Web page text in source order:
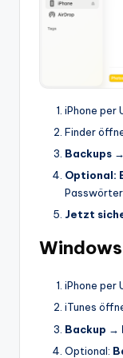
iPhone per
Finder
Backups
Optional:
Jetzt
iPhone per
iTunes
Backup →
Optional: